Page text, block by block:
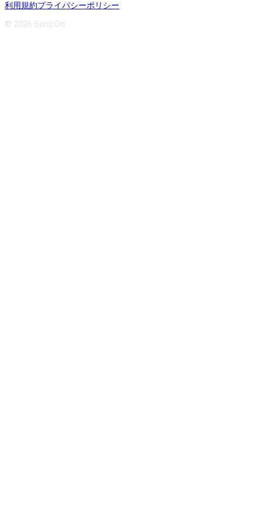
利用規約プライバシーポリシー
© 2026 SonicOn